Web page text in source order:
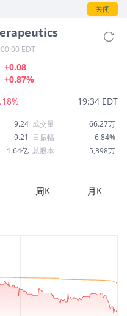
关闭
EDT
+0.08
+0.87%
19:34 EDT
9.24 成交量
66.27万
9.21 日振幅
6.84%
1.64亿 总股本
5,398万
市盈率
-1.47
周K 月K